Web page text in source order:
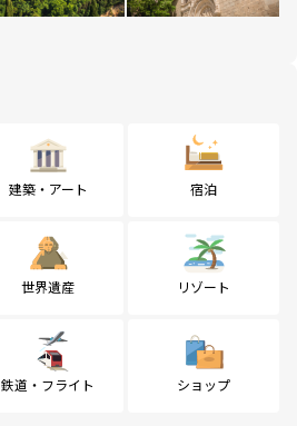
建築・アート 宿泊
世界遺産 リゾート
鉄道・フライト ショップ